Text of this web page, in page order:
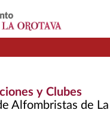
y Clubes
de La Villa